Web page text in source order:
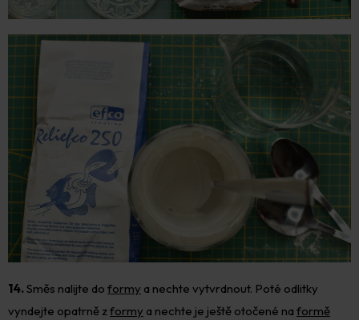
14. Směs nalijte do formy a nechte vytvrdnout. Poté odlitky
vyndejte opatrně zformy a nechte je ještě otočené na formě